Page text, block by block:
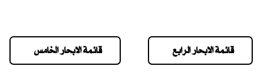
قائمة الابحار الخامس قائمة الابحار الرابع